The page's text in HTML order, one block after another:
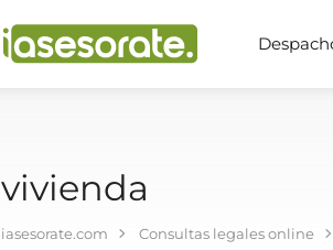
vivienda
iasesorate.com Consultas legales online